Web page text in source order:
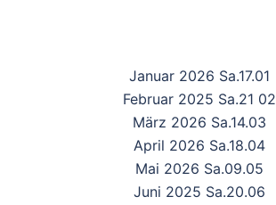
Januar 2026 Sa.17.01
Februar 2025 Sa.21 02
März 2026 Sa.14.03
April 2026 Sa.18.04
Mai 2026 Sa.09.05
Juni 2025 Sa.20.06